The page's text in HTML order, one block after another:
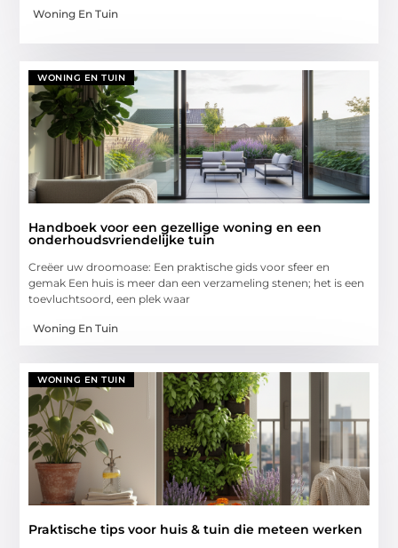
Woning En Tuin
WONING EN TUIN
Handboek voor een gezellige woning en een
onderhoudsvriendelijke tuin
Creëer uw droomoase: Een praktische gids voor sfeer en
gemak Een huis is meer dan een verzameling stenen; het is een
toevluchtsoord, een plek waar
Woning En Tuin
WONING EN TUIN
Praktische tips voor huis & tuin die meteen werken